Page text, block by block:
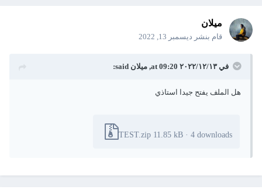
ميلان
قام بنشر ديسمبر 13, 2022
في ١٣‏/١٢‏/٢٠٢٢ at 09:20, ميلانsaid:
هل الملف يفتح جيدا استاذي
TEST.zip 11.85 kB ·4 downloads